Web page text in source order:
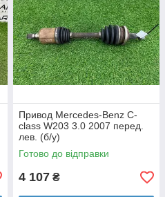
Привод Mercedes-Benz C-
class W203 3.0 2007 перед.
лев. (б/у)
Готово до відправки
4 107 ₴